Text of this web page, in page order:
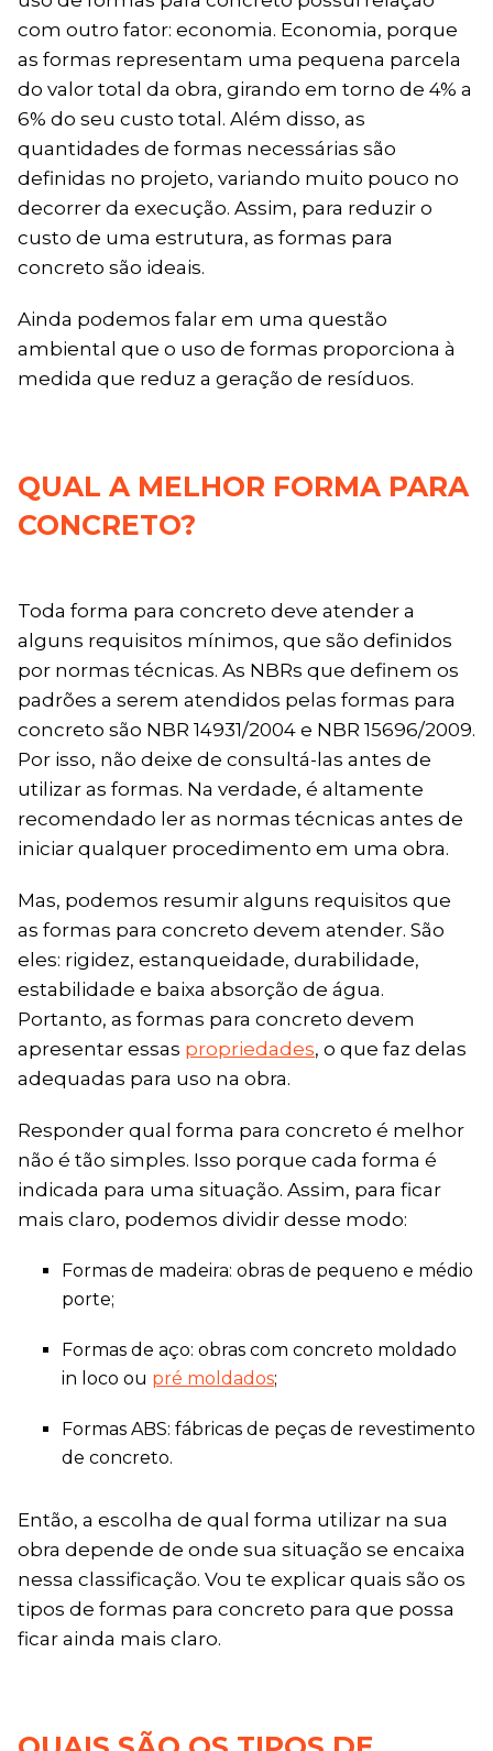
com outro fator: economia. Economia, porque
as formas representam uma pequena parcela
do valor total da obra, girando em torno de 4% a
6% do seu custo total. Além disso, as
quantidades de formas necessárias são
definidas no projeto, variando muito pouco no
decorrer da execução. Assim, para reduzir o
custo de uma estrutura, as formas para
concreto são ideais.
Ainda podemos falar em uma questão
ambiental que o uso de formas proporciona à
medida que reduz a geração de resíduos.
QUAL A MELHOR FORMA PARA
CONCRETO?
Toda forma para concreto deve atender a
alguns requisitos mínimos, que são definidos
por normas técnicas. As NBRs que definem os
padrões a serem atendidos pelas formas para
concreto são NBR 14931/2004 e NBR 15696/2009.
Por isso, não deixe de consultá-las antes de
utilizar as formas. Na verdade, é altamente
recomendado ler as normas técnicas antes de
iniciar qualquer procedimento em uma obra.
Mas, podemos resumir alguns requisitos que
as formas para concreto devem atender. São
eles: rigidez, estanqueidade, durabilidade,
estabilidade e baixa absorção de água.
Portanto, as formas para concreto devem
apresentar essas propriedades, o que faz delas
adequadas para uso na obra.
Responder qual forma para concreto é melhor
não é tão simples. Isso porque cada forma é
indicada para uma situação. Assim, para ficar
mais claro, podemos dividir desse modo:
Formas de madeira: obras de pequeno e médio
porte;
Formas de aço: obras com concreto moldado
in loco ou pré moldados;
Formas ABS: fábricas de peças de revestimento
de concreto.
Então, a escolha de qual forma utilizar na sua
obra depende de onde sua situação se encaixa
nessa classificação. Vou te explicar quais são os
tipos de formas para concreto para que possa
ficar ainda mais claro.